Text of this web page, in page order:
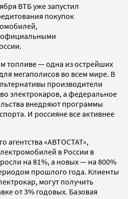
ВТБ уже запустил
покупок
официальными
топливе — одна из острейших
мегаполисов во всем мире. В
производители
электрокаров, а федеральное
внедряют программы
И россияне все активнее
агентства «АВТОСТАТ»,
в России в
на 81%, а новых — на 800%
прошлого года. Клиенты
могут получить
от 3% годовых. Базовая